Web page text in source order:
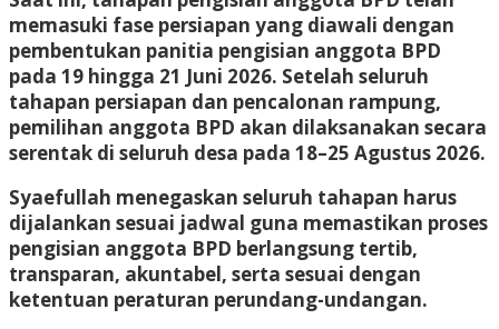
memasuki fase persiapan yang diawali dengan
pembentukan panitia pengisian anggota BPD
pada 19 hingga 21 Juni 2026. Setelah seluruh
tahapan persiapan dan pencalonan rampung,
pemilihan anggota BPD akan dilaksanakan secara
serentak di seluruh desa pada 18–25 Agustus 2026.
Syaefullah menegaskan seluruh tahapan harus
dijalankan sesuai jadwal guna memastikan proses
pengisian anggota BPD berlangsung tertib,
transparan, akuntabel, serta sesuai dengan
ketentuan peraturan perundang-undangan.